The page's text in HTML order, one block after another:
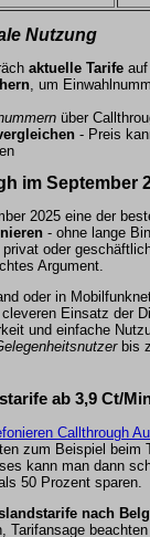
Nutzung
aktuelle Tarife
, um
über
- Preis
im September
2025 eine der
- ohne lange
oder
Argument.
oder in
Einsatz der
und einfache
bis
ab 3,9 Ct/
Callthrough
zum Beispiel beim
kann man dann
50 Prozent sparen.
nach
Tarifansage